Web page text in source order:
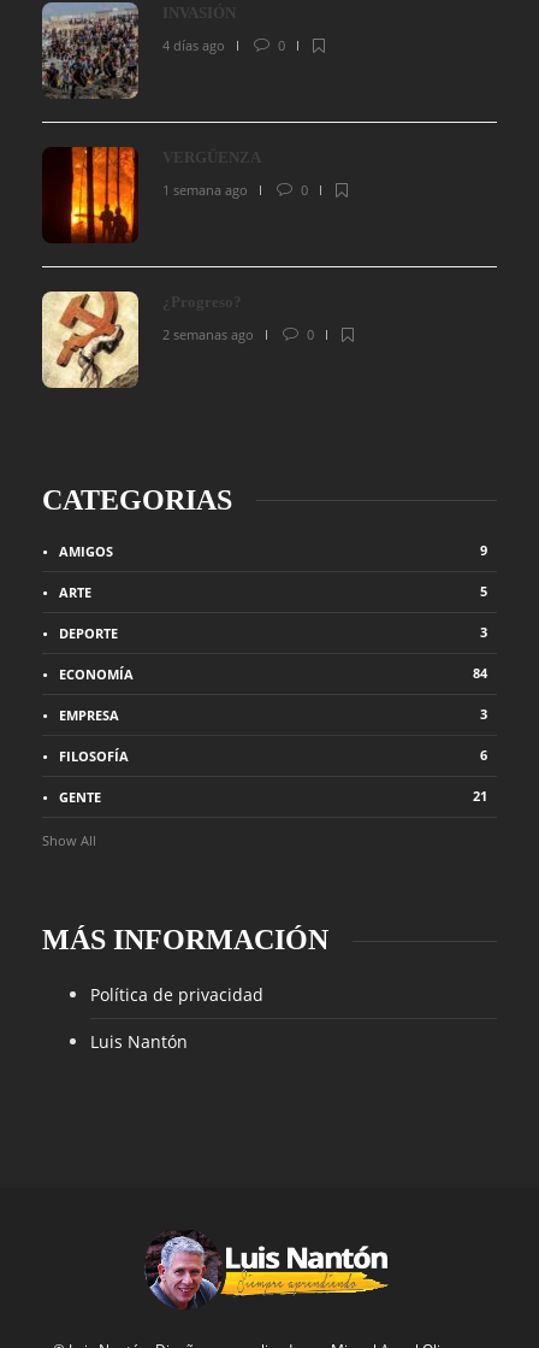
INVASIÓN
4 días ago
0
VERGÜENZA
1 semana ago
0
¿Progreso?
2 semanas ago
0
CATEGORIAS
AMIGOS 9
ARTE 5
DEPORTE 3
ECONOMÍA 84
EMPRESA 3
FILOSOFÍA 6
GENTE 21
Show All
MÁS INFORMACIÓN
Política de privacidad
Luis Nantón